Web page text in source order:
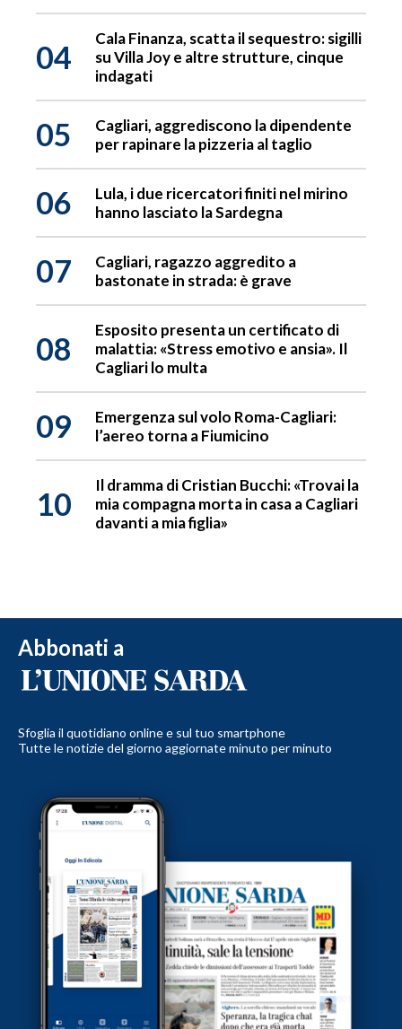
04
Cala Finanza, scatta il sequestro: sigilli
su Villa Joy e altre strutture, cinque
indagati
05
Cagliari, aggrediscono la dipendente
per rapinare la pizzeria al taglio
06
Lula, i due ricercatori finiti nel mirino
hanno lasciato la Sardegna
07
Cagliari, ragazzo aggredito a
bastonate in strada: è grave
08
Esposito presenta un certificato di
malattia: «Stress emotivo e ansia». Il
Cagliari lo multa
09
Emergenza sul volo Roma-Cagliari:
l’aereo torna a Fiumicino
10
Il dramma di Cristian Bucchi: «Trovai la
mia compagna morta in casa a Cagliari
davanti a mia figlia»
Abbonati a
Sfoglia il quotidiano online e sul tuo smartphone
Tutte le notizie del giorno aggiornate minuto per minuto